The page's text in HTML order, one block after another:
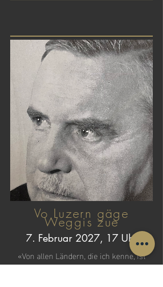
Vo Luzern gäge
Weggis zue
7. Februar 2027, 17 Uhr
«Von allen Ländern, die ich kenne, ist
dies das schönste»: Felix